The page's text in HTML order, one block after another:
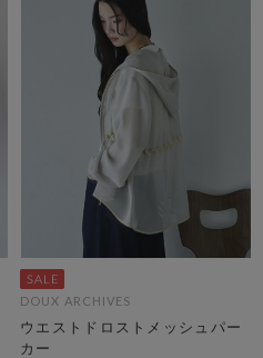
DOUX ARCHIVES
ウエストドロストメッシュパー
カー